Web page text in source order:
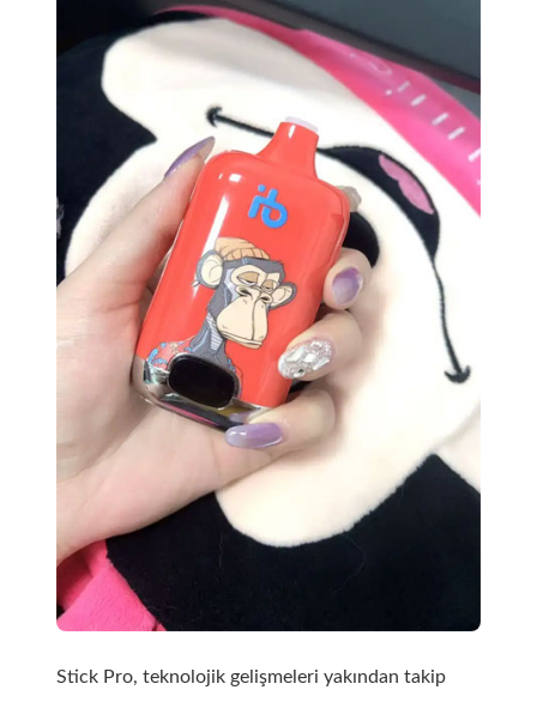
Stick Pro, teknolojik gelişmeleri yakından takip